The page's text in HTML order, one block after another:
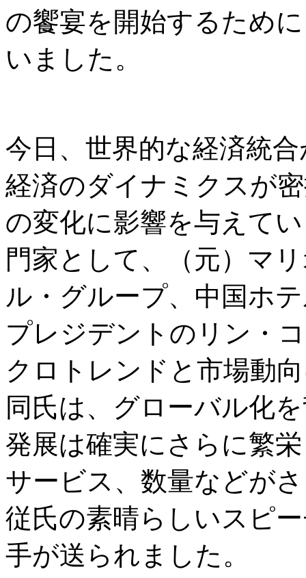
の饗宴を開始するため
いました。
今日、世界的な経済統
経済のダイナミクスが
の変化に影響を与えて
門家として、（元）マ
ル・グループ、中国ホ
プレジデントのリン・
クロトレンドと市場動
同氏は、グローバル化
発展は確実にさらに繁
サービス、数量などが
従氏の素晴らしいスピ
手が送られました。